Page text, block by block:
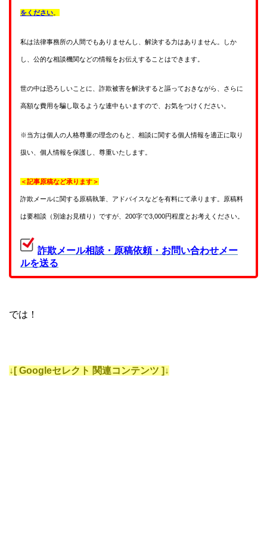
をください。
私は法律事務所の人間でもありませんし、解決する力はありません。しか
し、公的な相談機関などの情報をお伝えすることはできます。
世の中は恐ろしいことに、詐欺被害を解決すると謳っておきながら、さらに
高額な費用を騙し取るような連中もいますので、お気をつけください。
※当方は個人の人格尊重の理念のもと、相談に関する個人情報を適正に取り
扱い、個人情報を保護し、尊重いたします。
＜記事原稿など承ります＞
詐欺メールに関する原稿執筆、アドバイスなどを有料にて承ります。原稿料
は要相談（別途お見積り）ですが、200字で3,000円程度とお考えください。
詐欺メール相談・原稿依頼・お問い合わせメー
ルを送る
では！
↓[ Googleセレクト 関連コンテンツ ]↓